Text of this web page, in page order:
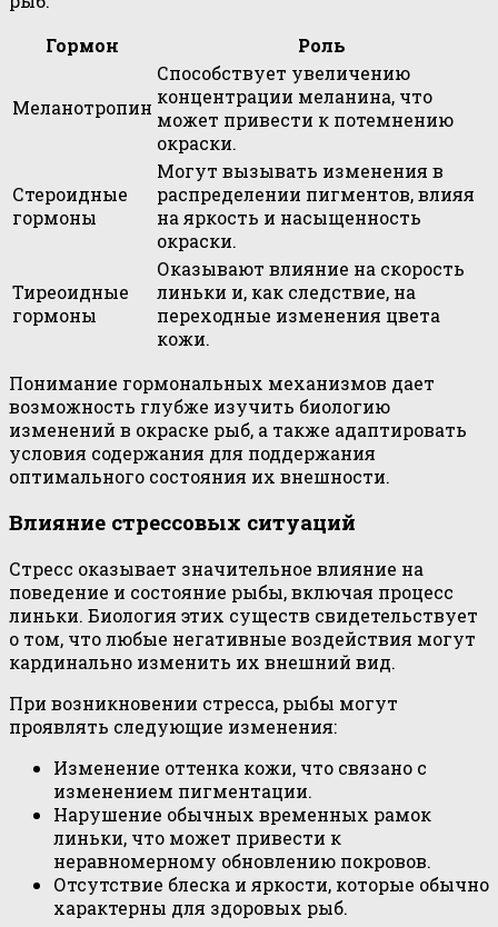
Гормон
Роль
Меланотропин
Способствует увеличению
концентрации меланина, что
может привести к потемнению
окраски.
Стероидные
гормоны
Могут вызывать изменения в
распределении пигментов, влияя
на яркость и насыщенность
окраски.
Тиреоидные
гормоны
Оказывают влияние на скорость
линьки и, как следствие, на
переходные изменения цвета
кожи.
Понимание гормональных механизмов дает
возможность глубже изучить биологию
изменений в окраске рыб, а также адаптировать
условия содержания для поддержания
оптимального состояния их внешности.
Влияние стрессовых ситуаций
Стресс оказывает значительное влияние на
поведение и состояние рыбы, включая процесс
линьки. Биология этих существ свидетельствует
о том, что любые негативные воздействия могут
кардинально изменить их внешний вид.
При возникновении стресса, рыбы могут
проявлять следующие изменения:
Изменение оттенка кожи, что связано с
изменением пигментации.
Нарушение обычных временных рамок
линьки, что может привести к
неравномерному обновлению покровов.
Отсутствие блеска и яркости, которые обычно
характерны для здоровых рыб.